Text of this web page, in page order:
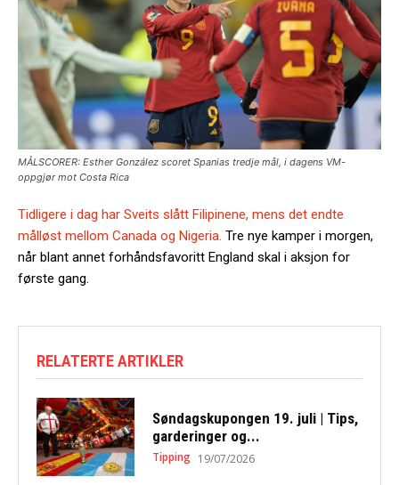
MÅLSCORER: Esther González scoret Spanias tredje mål, i dagens VM-
oppgjør mot Costa Rica
Tidligere i dag har Sveits slått Filipinene, mens det endte
målløst mellom Canada og Nigeria. Tre nye kamper i morgen,
når blant annet forhåndsfavoritt England skal i aksjon for
første gang.
RELATERTE ARTIKLER
Søndagskupongen 19. juli | Tips,
garderinger og...
Tipping 19/07/2026